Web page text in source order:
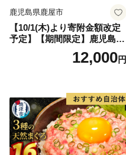
鹿児島県鹿屋市
【10/1(木)より寄附金額改定
予定】【期間限定】鹿児島県
大隅産うなぎ蒲焼4尾（400
g） KN007-02312,000円